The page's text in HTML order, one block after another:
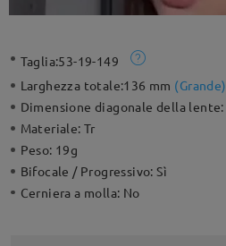
Taglia:53-19-149
Larghezza totale:136 mm (Grande)
Dimensione diagonale della lente:
Materiale:Tr
Peso: 19g
Bifocale / Progressivo:Sì
Cerniera a molla: No